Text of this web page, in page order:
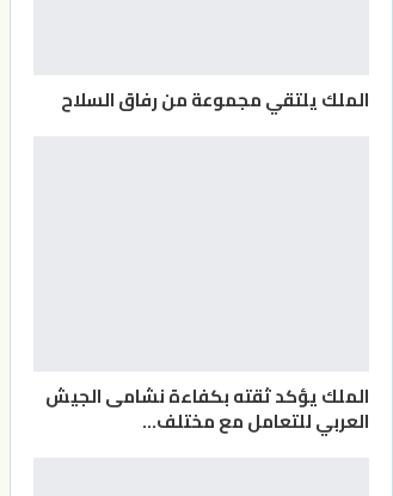
الملك يلتقي مجموعة من رفاق السلاح
الملك يؤكد ثقته بكفاءة نشامى الجيش
العربي للتعامل مع مختلف…